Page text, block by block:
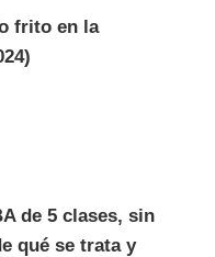
frito en la
de 5 clases, sin
qué se trata y